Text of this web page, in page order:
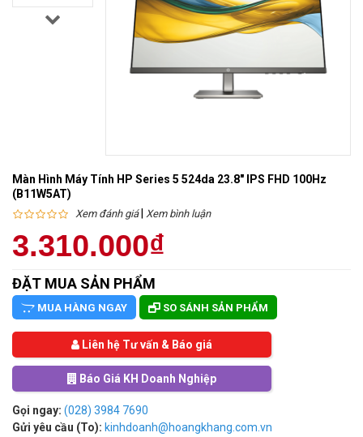
Màn Hình Máy Tính HP Series 5 524da 23.8" IPS FHD 100Hz
(B11W5AT)
Xem đánh giá| Xem bình luận
3.310.000₫
ĐẶT MUA SẢN PHẨM
MUA HÀNG NGAY SO SÁNH SẢN PHẨM
Liên hệ Tư vấn & Báo giá
Báo Giá KH Doanh Nghiệp
Gọi ngay: (028) 3984 7690
Gửi yêu cầu (To): kinhdoanh@hoangkhang.com.vn